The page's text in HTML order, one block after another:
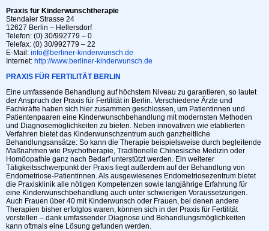
Praxis für Kinderwunschtherapie
Stendaler Strasse 24
12627 Berlin – Hellersdorf
Telefon: (0) 30/992779 – 0
Telefax: (0) 30/992779 – 22
E-Mail: info@berliner-kinderwunsch.de
Internet: http://www.berliner-kinderwunsch.de
PRAXIS FÜR FERTILITÄT BERLIN
Eine umfassende Behandlung auf höchstem Niveau zu garantieren, so lautet
der Anspruch der Praxis für Fertilität in Berlin. Verschiedene Ärzte und
Fachkräfte haben sich hier zusammen geschlossen, um Patientinnen und
Patientenpaaren eine Kinderwunschbehandlung mit modernsten Methoden
und Diagnosemöglichkeiten zu bieten. Neben innovativen wie etablierten
Verfahren bietet das Kinderwunschzentrum auch ganzheitliche
Behandlungsansätze: So kann die Therapie beispielsweise durch begleitende
Maßnahmen wie Psychotherapie, Traditionelle Chinesische Medizin oder
Homöopathie ganz nach Bedarf unterstützt werden. Ein weiterer
Tätigkeitsschwerpunkt der Praxis liegt außerdem auf der Behandlung von
Endometriose-Patientinnen. Als ausgewiesenes Endometriosezentrum bietet
die Praxisklinik alle nötigen Kompetenzen sowie langjährige Erfahrung für
eine Kinderwunschbehandlung auch unter schwierigen Voraussetzungen.
Auch Frauen über 40 mit Kinderwunsch oder Frauen, bei denen andere
Therapien bisher erfolglos waren, können sich in der Praxis für Fertilität
vorstellen – dank umfassender Diagnose und Behandlungsmöglichkeiten
kann oftmals eine Lösung gefunden werden.